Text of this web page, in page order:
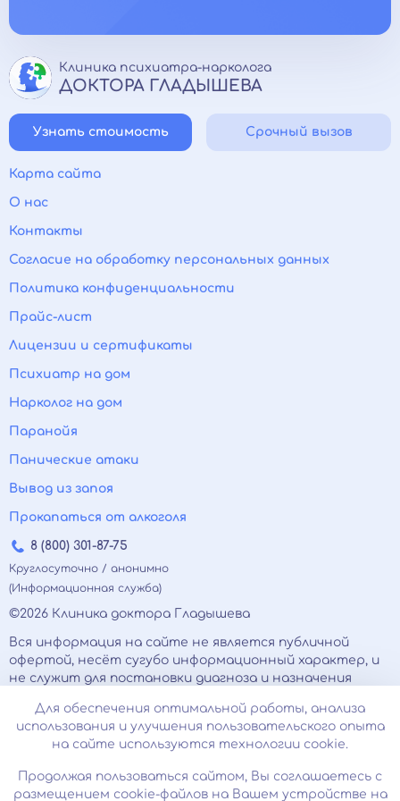
Клиника психиатра-нарколога
ДОКТОРА ГЛАДЫШЕВА
Узнать стоимость Срочный вызов
Карта сайта
О нас
Контакты
Согласие на обработку персональных данных
Политика конфиденциальности
Прайс-лист
Лицензии и сертификаты
Психиатр на дом
Нарколог на дом
Паранойя
Панические атаки
Вывод из запоя
Прокапаться от алкоголя
8 (800) 301-87-75
Круглосуточно / анонимно
(Информационная служба)
©2026 Клиника доктора Гладышева
Вся информация на сайте не является публичной
офертой, несёт сугубо информационный характер, и
не служит для постановки диагноза и назначения
Есть противопоказания, необходимо
проконсультироваться с врачом. Консультационные
услуги, оказываемые по телефону, мессенджерам и в
соцсетях носят исключительно информационный
характер и не являются медицинскими услугами.
Для обеспечения оптимальной работы, анализа
использования и улучшения пользовательского опыта
на сайте используются технологии cookie.
Продолжая пользоваться сайтом, Вы соглашаетесь с
размещением cookie-файлов на Вашем устройстве на